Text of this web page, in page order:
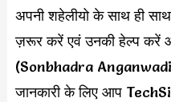
अपनी शहेलीयो के साथ ही
ज़रूर करें एवं उनकी हेल्प करें
(Sonbhadra
जानकारी के लिए आप